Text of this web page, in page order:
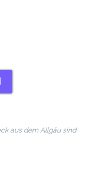
aus dem Allgäu sind